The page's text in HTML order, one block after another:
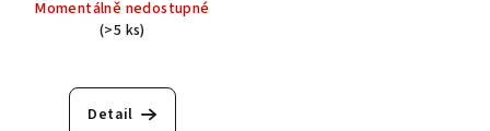
Momentálně nedostupné
(>5 ks)
Detail